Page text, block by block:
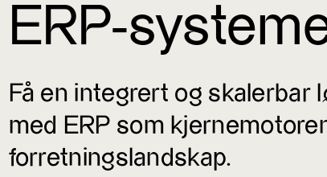
ERP-
Få en integrert og skalerbar
med ERP som
forretningslandskap.